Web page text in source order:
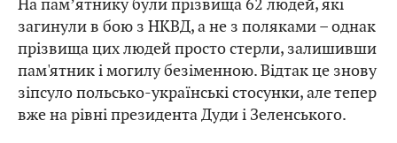
На памʼятнику були прізвища 62 людей, які
загинули в бою з НКВД, а не з поляками – однак
прізвища цих людей просто стерли, залишивши
пам'ятник і могилу безіменною. Відтак це знову
зіпсуло польсько-українські стосунки, але тепер
вже на рівні президента Дуди і Зеленського.